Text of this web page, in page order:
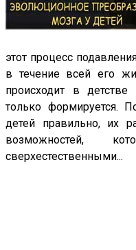
этот процесс
в течение всей его
происходит в
только формируется.
детей правильно, их
возможностей,
сверхестественными...